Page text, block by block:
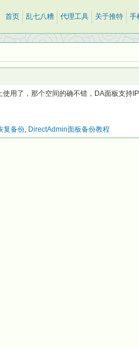
首页 乱七八糟 代理工具 关于推特 手
使用了，那个空间的确不错，DA面板支持
复备份, DirectAdmin面板备份教程